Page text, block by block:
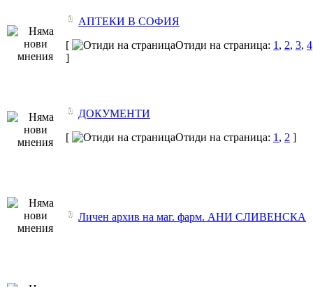
АПТЕКИ В СОФИЯ
[
Отиди на страница: 1 , 2, 3, 4
]
ДОКУМЕНТИ
[
Отиди на страница: 1 , 2 ]
Личен архив на маг. фарм. АНИ СЛИВЕНСКА